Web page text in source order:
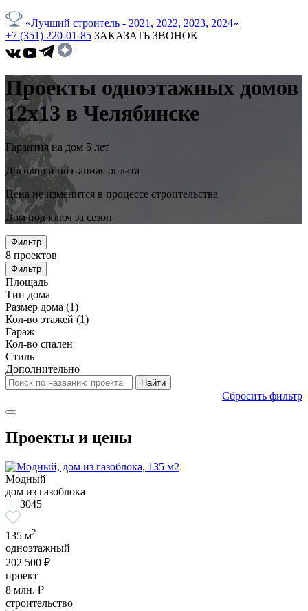
«Лучший строитель - 2021, 2022, 2023, 2024»
+7 (351) 220-01-85 ЗАКАЗАТЬ ЗВОНОК
Проекты одноэтажных домов
12x13 в Челябинске
Гарантия на дом 5 лет
Договор и поэтапная оплата
Цена не изменится в процессе строительства
Дом под ключ за сезон
Фильтр
8 проектов
Фильтр
Площадь
Тип дома
Размер дома (1)
Кол-во этажей (1)
Гараж
Кол-во спален
Стиль
Дополнительно
Сбросить фильтр
Проекты и цены
Модный
дом из газоблока
3045
135 м2
одноэтажный
202 500 ₽
проект
8 млн. ₽
строительство